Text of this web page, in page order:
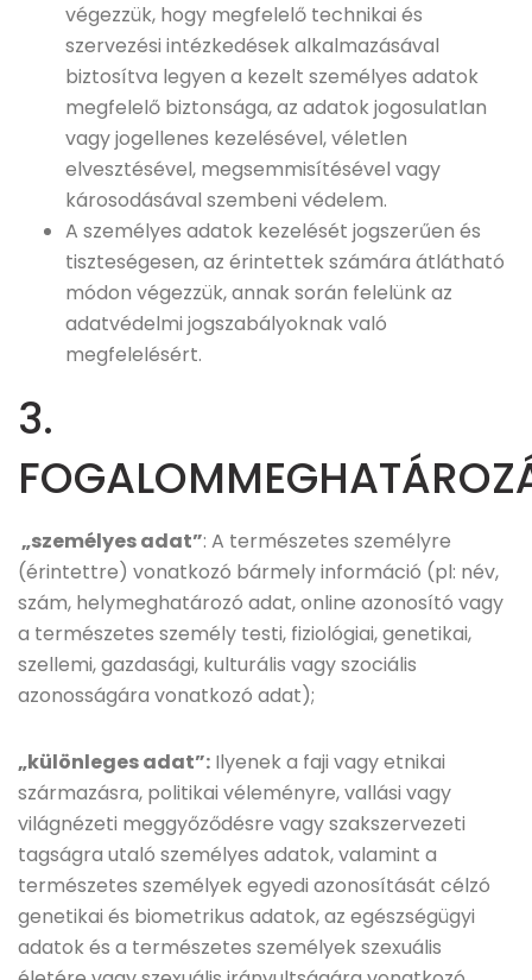
végezzük, hogy megfelelő technikai és
szervezési intézkedések alkalmazásával
biztosítva legyen a kezelt személyes adatok
megfelelő biztonsága, az adatok jogosulatlan
vagy jogellenes kezelésével, véletlen
elvesztésével, megsemmisítésével vagy
károsodásával szembeni védelem.
A személyes adatok kezelését jogszerűen és
tiszteségesen, az érintettek számára átlátható
módon végezzük, annak során felelünk az
adatvédelmi jogszabályoknak való
megfelelésért.
3.
„személyes adat”: A természetes személyre
(érintettre) vonatkozó bármely információ (pl: név,
szám, helymeghatározó adat, online azonosító vagy
a természetes személy testi, fiziológiai, genetikai,
szellemi, gazdasági, kulturális vagy szociális
azonosságára vonatkozó adat);
„különleges adat”: Ilyenek a faji vagy etnikai
származásra, politikai véleményre, vallási vagy
világnézeti meggyőződésre vagy szakszervezeti
tagságra utaló személyes adatok, valamint a
természetes személyek egyedi azonosítását célzó
genetikai és biometrikus adatok, az egészségügyi
adatok és a természetes személyek szexuális